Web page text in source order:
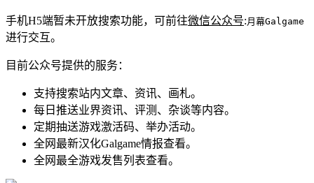
手机H5端暂未开放搜索功能，可前往微信公众号:月幕Galgame
进行交互。
目前公众号提供的服务：
支持搜索站内文章、资讯、画札。
每日推送业界资讯、评测、杂谈等内容。
定期抽送游戏激活码、举办活动。
全网最新汉化Galgame情报查看。
全网最全游戏发售列表查看。